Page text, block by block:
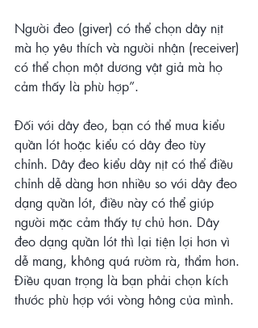
Người đeo (giver) có thể chọn dây nịt
mà họ yêu thích và người nhận (receiver)
có thể chọn một dương vật giả mà họ
cảm thấy là phù hợp”.
Đối với dây đeo, bạn có thể mua kiểu
quần lót hoặc kiểu có dây đeo tùy
chỉnh. Dây đeo kiểu dây nịt có thể điều
chỉnh dễ dàng hơn nhiều so với dây đeo
dạng quần lót, điều này có thể giúp
người mặc cảm thấy tự chủ hơn. Dây
đeo dạng quần lót thì lại tiện lợi hơn vì
dễ mang, không quá rườm rà, thẩm hơn.
Điều quan trọng là bạn phải chọn kích
thước phù hợp với vòng hông của mình.